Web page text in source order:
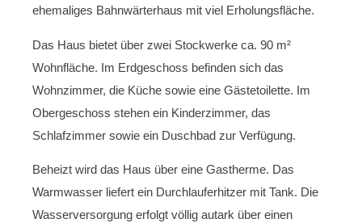
ehemaliges Bahnwärterhaus mit viel Erholungsfläche.
Das Haus bietet über zwei Stockwerke ca. 90 m²
Wohnfläche. Im Erdgeschoss befinden sich das
Wohnzimmer, die Küche sowie eine Gästetoilette. Im
Obergeschoss stehen ein Kinderzimmer, das
Schlafzimmer sowie ein Duschbad zur Verfügung.
Beheizt wird das Haus über eine Gastherme. Das
Warmwasser liefert ein Durchlauferhitzer mit Tank. Die
Wasserversorgung erfolgt völlig autark über einen